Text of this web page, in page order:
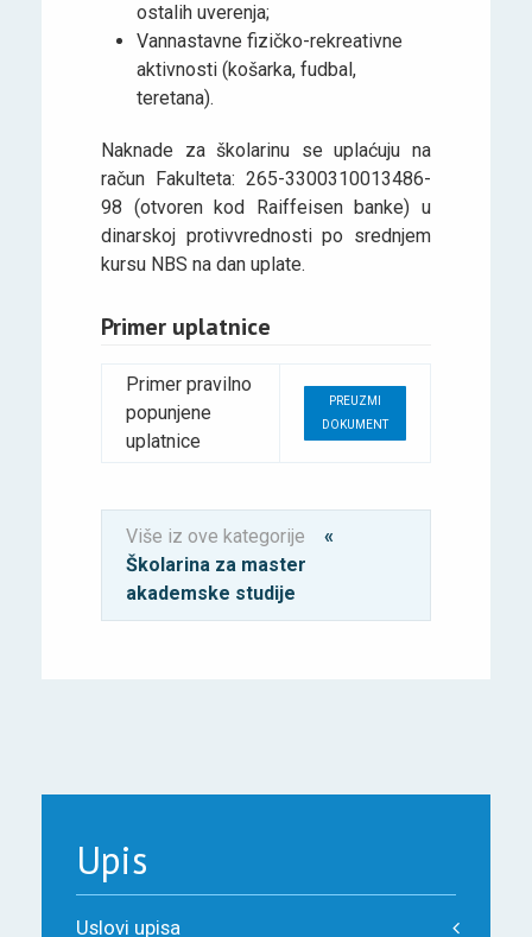
ostalih uverenja;
Vannastavne fizičko-rekreativne
aktivnosti (košarka, fudbal,
teretana).
Naknade za školarinu se uplaćuju na
račun Fakulteta: 265-3300310013486-
98 (otvoren kod Raiffeisen banke) u
dinarskoj protivvrednosti po srednjem
kursu NBS na dan uplate.
Primer uplatnice
Primer pravilno
popunjene
uplatnice
PREUZMI
DOKUMENT
Više iz ove kategorije
«
Školarina za master
akademske studije
Upis
Uslovi upisa